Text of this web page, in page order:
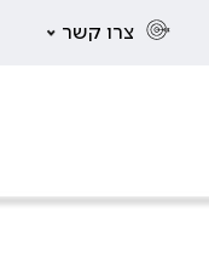
צרו קשר